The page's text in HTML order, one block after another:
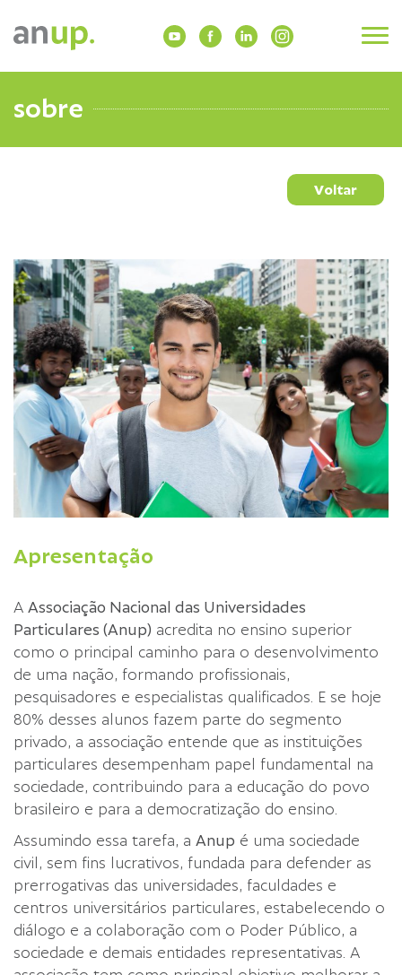
sobre
Voltar
Apresentação
A Associação Nacional das Universidades
Particulares (Anup) acredita no ensino superior
como o principal caminho para o desenvolvimento
de uma nação, formando profissionais,
pesquisadores e especialistas qualificados. E se hoje
80% desses alunos fazem parte do segmento
privado, a associação entende que as instituições
particulares desempenham papel fundamental na
sociedade, contribuindo para a educação do povo
brasileiro e para a democratização do ensino.
Assumindo essa tarefa, a Anup é uma sociedade
civil, sem fins lucrativos, fundada para defender as
prerrogativas das universidades, faculdades e
centros universitários particulares, estabelecendo o
diálogo e a colaboração com o Poder Público, a
sociedade e demais entidades representativas. A